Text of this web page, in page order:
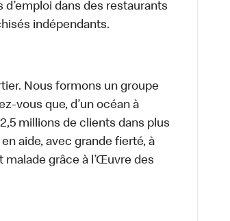
dans des restaurants
indépendants.
Nous formons un groupe
vous que, d’un océan à
millions de clients dans plus
aide, avec grande fierté, à
malade grâce à l’Œuvre des